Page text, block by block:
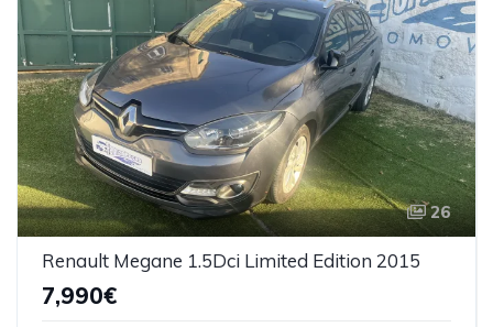
26
Renault Megane 1.5Dci Limited Edition 2015
7,990€